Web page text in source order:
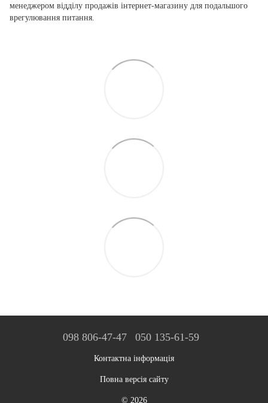
менеджером відділу продажів інтернет-магазину для подальшого
врегулювання питання.
098 806-47-47 050 135-61-59
Контактна інформація
Повна версія сайту
© 2026